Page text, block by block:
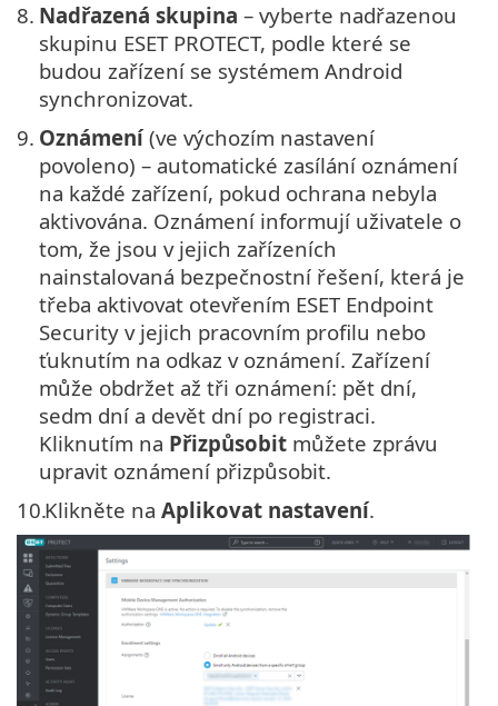
8. Nadřazená skupina – vyberte nadřazenou
skupinu ESET PROTECT, podle které se
budou zařízení se systémem Android
synchronizovat.
9. Oznámení(ve výchozím nastavení
povoleno) – automatické zasílání oznámení
na každé zařízení, pokud ochrana nebyla
aktivována. Oznámení informují uživatele o
tom, že jsou v jejich zařízeních
nainstalovaná bezpečnostní řešení, která je
třeba aktivovat otevřením ESET Endpoint
Security v jejich pracovním profilu nebo
ťuknutím na odkaz v oznámení. Zařízení
může obdržet až tři oznámení: pět dní,
sedm dní a devět dní po registraci.
Kliknutím na Přizpůsobit můžete zprávu
upravit oznámení přizpůsobit.
10.Klikněte na Aplikovat nastavení.